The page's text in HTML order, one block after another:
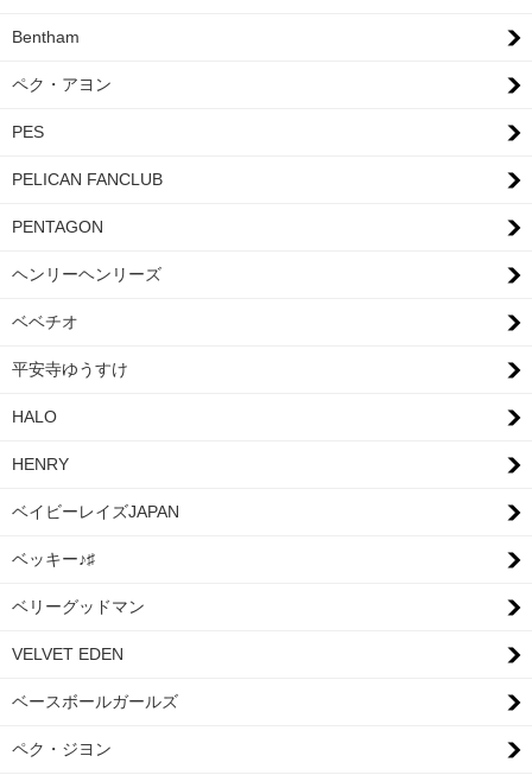
Bentham
ペク・アヨン
PES
PELICAN FANCLUB
PENTAGON
ヘンリーヘンリーズ
ベベチオ
平安寺ゆうすけ
HALO
HENRY
ベイビーレイズJAPAN
ベッキー♪♯
ベリーグッドマン
VELVET EDEN
ベースボールガールズ
ペク・ジヨン